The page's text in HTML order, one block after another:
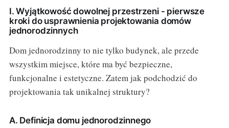
I. Wyjątkowość dowolnej przestrzeni - pierwsze
kroki do usprawnienia projektowania domów
jednorodzinnych
Dom jednorodzinny to nie tylko budynek, ale przede
wszystkim miejsce, które ma być bezpieczne,
funkcjonalne i estetyczne. Zatem jak podchodzić do
projektowania tak unikalnej struktury?
A. Definicja domu jednorodzinnego